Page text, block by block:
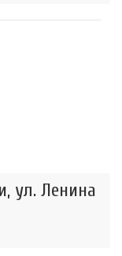
ул. Ленина